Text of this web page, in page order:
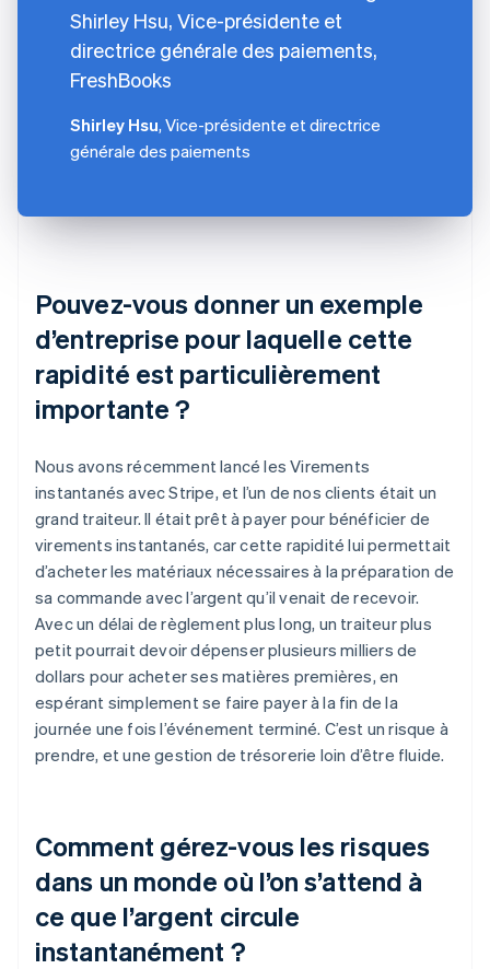
Shirley Hsu, Vice-présidente et
directrice générale des paiements,
FreshBooks
Shirley Hsu, Vice-présidente et directrice
générale des paiements
Pouvez-vous donner un exemple
d’entreprise pour laquelle cette
rapidité est particulièrement
importante ?
Nous avons récemment lancé les Virements
instantanés avec Stripe, et l’un de nos clients était un
grand traiteur. Il était prêt à payer pour bénéficier de
virements instantanés, car cette rapidité lui permettait
d’acheter les matériaux nécessaires à la préparation de
sa commande avec l’argent qu’il venait de recevoir.
Avec un délai de règlement plus long, un traiteur plus
petit pourrait devoir dépenser plusieurs milliers de
dollars pour acheter ses matières premières, en
espérant simplement se faire payer à la fin de la
journée une fois l’événement terminé. C’est un risque à
prendre, et une gestion de trésorerie loin d’être fluide.
Comment gérez-vous les risques
dans un monde où l’on s’attend à
ce que l’argent circule
instantanément ?